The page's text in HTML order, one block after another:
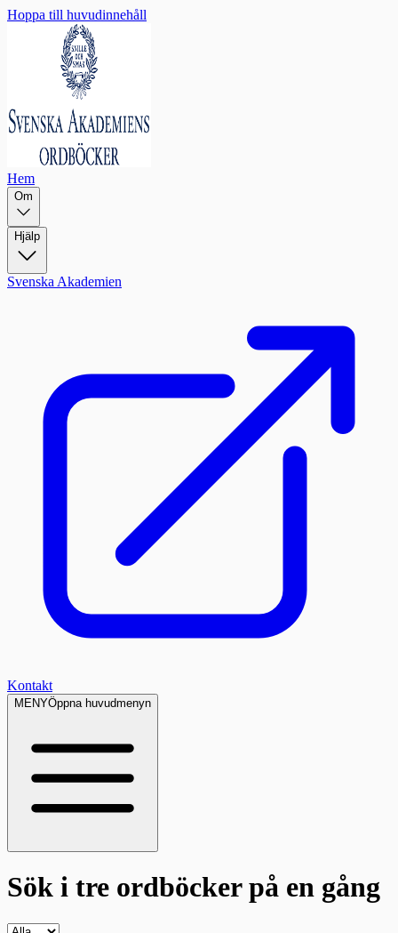
Hoppa till huvudinnehåll
Hem
Om
Hjälp
Svenska Akademien
Kontakt
MENYÖppna huvudmenyn
Sök i tre ordböckerpå en gång